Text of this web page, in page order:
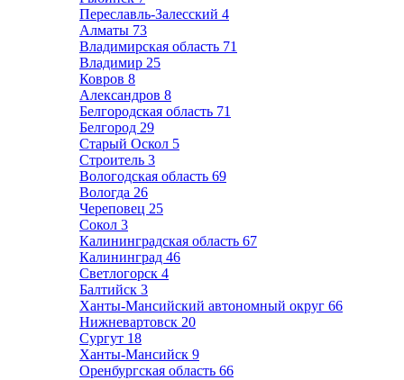
Переславль-Залесский 4
Алматы 73
Владимирская область 71
Владимир 25
Ковров 8
Александров 8
Белгородская область 71
Белгород 29
Старый Оскол 5
Строитель 3
Вологодская область 69
Вологда 26
Череповец 25
Сокол 3
Калининградская область 67
Калининград 46
Светлогорск 4
Балтийск 3
Ханты-Мансийский автономный округ 66
Нижневартовск 20
Сургут 18
Ханты-Мансийск 9
Оренбургская область 66